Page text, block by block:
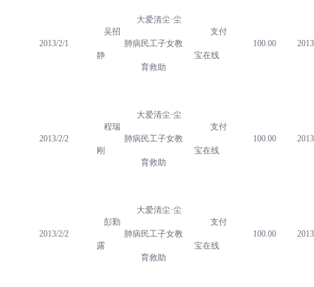
2013/2/1
吴招
静
大爱清尘·尘
肺病民工子女教
育救助
支付
宝在线
100.00
2013/2/2
程瑞
刚
大爱清尘·尘
肺病民工子女教
育救助
支付
宝在线
100.00
2013/2/2
彭勤
露
大爱清尘·尘
肺病民工子女教
育救助
支付
宝在线
100.00